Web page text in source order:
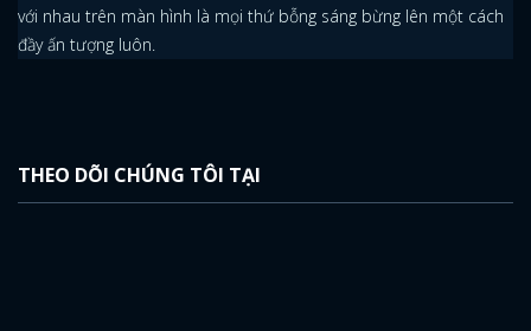
với nhau trên màn hình là mọi thứ bỗng sáng bừng lên một cách
đầy ấn tượng luôn.
THEO DÕI CHÚNG TÔI TẠI